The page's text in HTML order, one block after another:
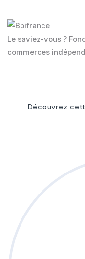
Le saviez-vous ?
commerces
Découvrez